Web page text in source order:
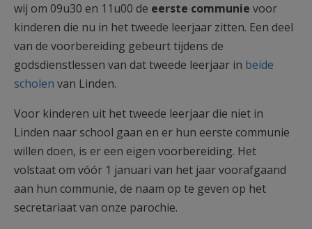
wij om 09u30 en 11u00 de eerste communie voor
kinderen die nu in het tweede leerjaar zitten. Een deel
van de voorbereiding gebeurt tijdens de
godsdienstlessen van dat tweede leerjaar in beide
scholen van Linden.
Voor kinderen uit het tweede leerjaar die niet in
Linden naar school gaan en er hun eerste communie
willen doen, is er een eigen voorbereiding. Het
volstaat om vóór 1 januari van het jaar voorafgaand
aan hun communie, de naam op te geven op het
secretariaat van onze parochie.